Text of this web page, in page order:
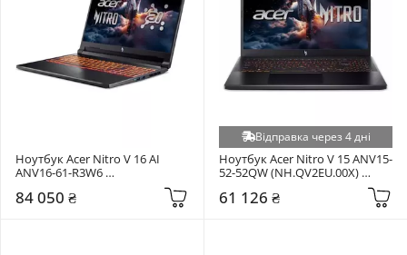
Ноутбук Acer Nitro V 16 AI
ANV16-61-R3W6
84 050 ₴
Відправка через 4 дні
Ноутбук Acer Nitro V 15 ANV15-
52-52QW (NH.QV2EU.00X)
61 126 ₴